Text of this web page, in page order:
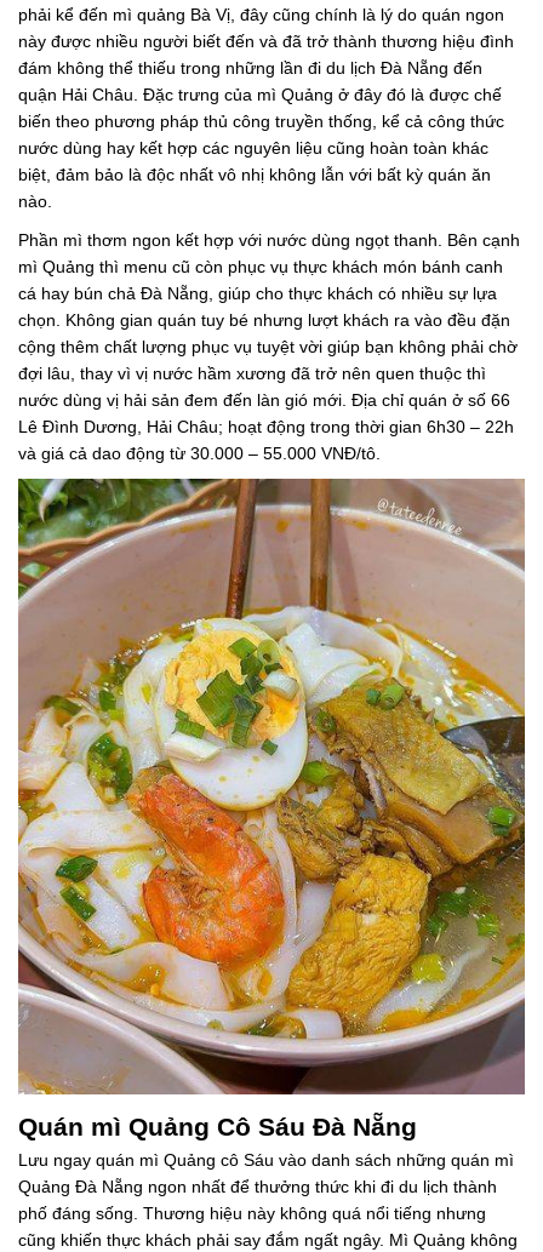
phải kể đến mì quảng Bà Vị, đây cũng chính là lý do quán ngon
này được nhiều người biết đến và đã trở thành thương hiệu đình
đám không thể thiếu trong những lần đi du lịch Đà Nẵng đến
quận Hải Châu. Đặc trưng của mì Quảng ở đây đó là được chế
biến theo phương pháp thủ công truyền thống, kể cả công thức
nước dùng hay kết hợp các nguyên liệu cũng hoàn toàn khác
biệt, đảm bảo là độc nhất vô nhị không lẫn với bất kỳ quán ăn
nào.
Phần mì thơm ngon kết hợp với nước dùng ngọt thanh. Bên cạnh
mì Quảng thì menu cũ còn phục vụ thực khách món bánh canh
cá hay bún chả Đà Nẵng, giúp cho thực khách có nhiều sự lựa
chọn. Không gian quán tuy bé nhưng lượt khách ra vào đều đặn
cộng thêm chất lượng phục vụ tuyệt vời giúp bạn không phải chờ
đợi lâu, thay vì vị nước hầm xương đã trở nên quen thuộc thì
nước dùng vị hải sản đem đến làn gió mới. Địa chỉ quán ở số 66
Lê Đình Dương, Hải Châu; hoạt động trong thời gian 6h30 – 22h
và giá cả dao động từ 30.000 – 55.000 VNĐ/tô.
Quán mì Quảng Cô Sáu Đà Nẵng
Lưu ngay quán mì Quảng cô Sáu vào danh sách những quán mì
Quảng Đà Nẵng ngon nhất để thưởng thức khi đi du lịch thành
phố đáng sống. Thương hiệu này không quá nổi tiếng nhưng
cũng khiến thực khách phải say đắm ngất ngây. Mì Quảng không